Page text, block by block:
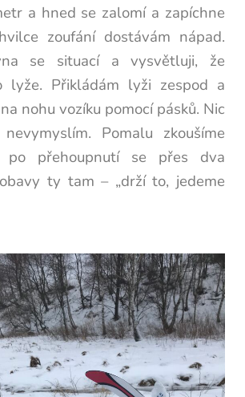
a hned se zalomí a zapíchne
zoufání dostávám nápad.
se situací a vysvětluji, že
lyže. Přikládám lyži zespod a
nohu vozíku pomocí pásků. Nic
Pomalu zkoušíme
po přehoupnutí se přes dva
ty tam – „drží to, jedeme